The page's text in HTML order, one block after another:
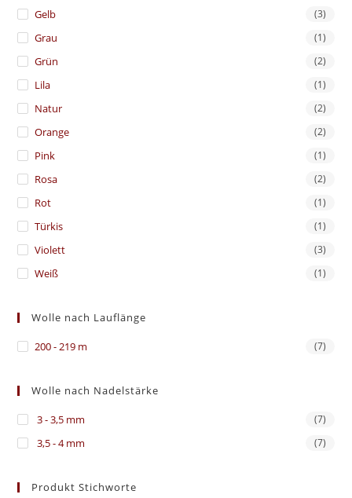
Gelb (3)
Grau (1)
Grün (2)
Lila (1)
Natur (2)
Orange (2)
Pink (1)
Rosa (2)
Rot (1)
Türkis (1)
Violett (3)
Weiß (1)
Wolle nach Lauflänge
200 - 219 m (7)
Wolle nach Nadelstärke
3 - 3,5 mm (7)
3,5 - 4 mm (7)
Produkt Stichworte